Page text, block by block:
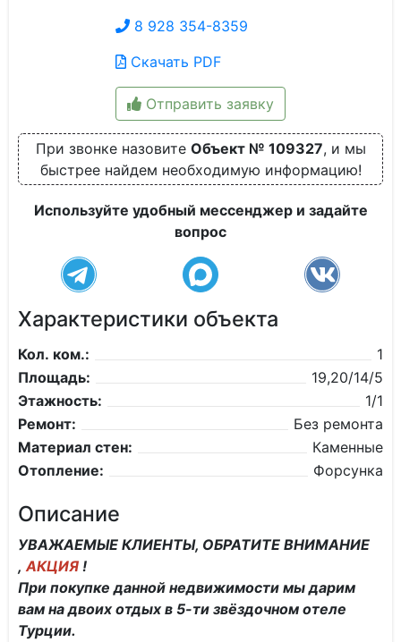
8 928 354-8359
Скачать PDF
Отправить заявку
При звонке назовите Объект № 109327, и мы
быстрее найдем необходимую информацию!
Используйте удобный мессенджер и задайте
вопрос
Характеристики объекта
Кол. ком.:
1
Площадь:
19,20/14/5
Этажность:
1/1
Ремонт:
Без ремонта
Материал стен:
Каменные
Отопление:
Форсунка
Описание
УВАЖАЕМЫЕ КЛИЕНТЫ, ОБРАТИТЕ ВНИМАНИЕ
,АКЦИЯ !
При покупке данной недвижимости мы дарим
вам на двоих отдых в 5-ти звёздочном отеле
Турции.